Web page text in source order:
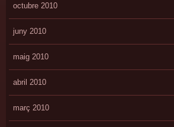
octubre 2010
juny 2010
maig 2010
abril 2010
març 2010